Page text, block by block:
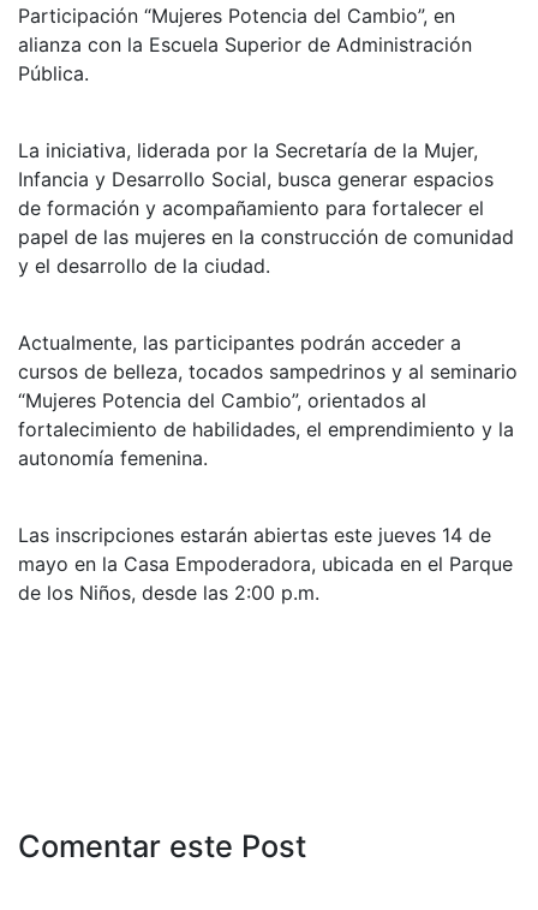
Participación “Mujeres Potencia del Cambio”, en
alianza con la Escuela Superior de Administración
Pública.
La iniciativa, liderada por la Secretaría de la Mujer,
Infancia y Desarrollo Social, busca generar espacios
de formación y acompañamiento para fortalecer el
papel de las mujeres en la construcción de comunidad
y el desarrollo de la ciudad.
Actualmente, las participantes podrán acceder a
cursos de belleza, tocados sampedrinos y al seminario
“Mujeres Potencia del Cambio”, orientados al
fortalecimiento de habilidades, el emprendimiento y la
autonomía femenina.
Las inscripciones estarán abiertas este jueves 14 de
mayo en la Casa Empoderadora, ubicada en el Parque
de los Niños, desde las 2:00 p.m.
Comentar este Post